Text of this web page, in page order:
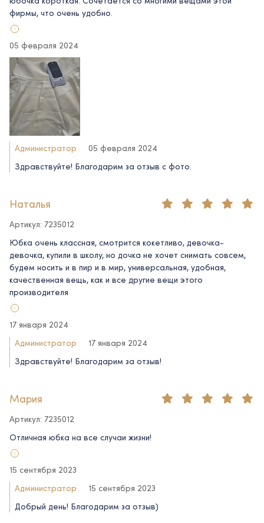
фирмы, что очень удобно.
05 февраля 2024
Администратор
05 февраля 2024
Здравствуйте! Благодарим за отзыв с фото.
Наталья
Артикул: 7235012
Юбка очень классная, смотрится кокетливо, девочка-
девочка, купили в школу, но дочка не хочет снимать совсем,
будем носить и в пир и в мир, универсальная, удобная,
качественная вещь, как и все другие вещи этого
производителя
17 января 2024
Администратор
17 января 2024
Здравствуйте! Благодарим за отзыв!
Мария
Артикул: 7235012
Отличная юбка на все случаи жизни!
15 сентября 2023
Администратор
15 сентября 2023
Добрый день! Благодарим за отзыв)